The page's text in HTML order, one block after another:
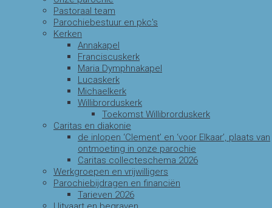
Pastoraal team
Parochiebestuur en pkc's
Kerken
Annakapel
Franciscuskerk
Maria Dymphnakapel
Lucaskerk
Michaelkerk
Willibrorduskerk
Toekomst Willibrorduskerk
Caritas en diakonie
de inlopen ‘Clement’ en ‘voor Elkaar’, plaats van
ontmoeting in onze parochie
Caritas collecteschema 2026
Werkgroepen en vrijwilligers
Parochiebijdragen en financiën
Tarieven 2026